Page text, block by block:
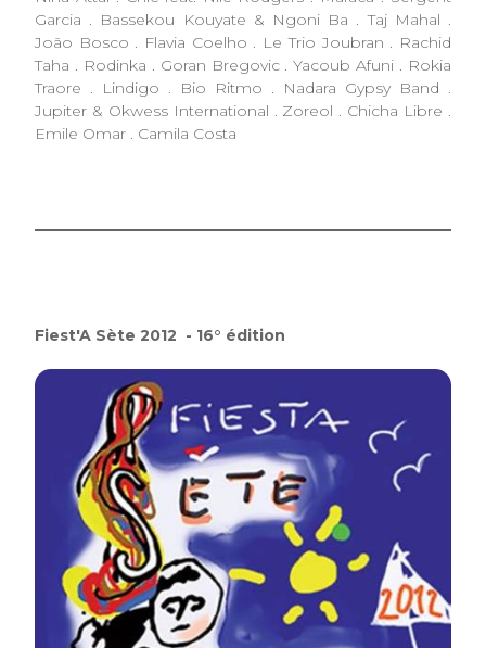
Garcia . Bassekou Kouyate & Ngoni Ba . Taj Mahal .
João Bosco . Flavia Coelho . Le Trio Joubran . Rachid
Taha . Rodinka . Goran Bregovic . Yacoub Afuni . Rokia
Traore . Lindigo . Bio Ritmo . Nadara Gypsy Band .
Jupiter & Okwess International . Zoreol . Chicha Libre .
Emile Omar . Camila Costa
Fiest'A Sète 2012 - 16° édition